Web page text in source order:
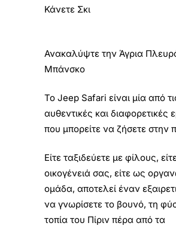
Κάνετε Σκι
Ανακαλύψτε την Άγρια
Μπάνσκο
Το Jeep Safari είναι μία από
αυθεντικές και διαφορετικές
που μπορείτε να ζήσετε στην
Είτε ταξιδεύετε με φίλους,
οικογένειά σας, είτε ως
ομάδα, αποτελεί έναν
να γνωρίσετε το βουνό, τη
τοπία του Πίριν πέρα από τα